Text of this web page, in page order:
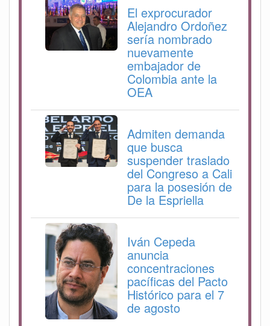
El exprocurador
Alejandro Ordoñez
sería nombrado
nuevamente
embajador de
Colombia ante la
OEA
Admiten demanda
que busca
suspender traslado
del Congreso a Cali
para la posesión de
De la Espriella
Iván Cepeda
anuncia
concentraciones
pacíficas del Pacto
Histórico para el 7
de agosto